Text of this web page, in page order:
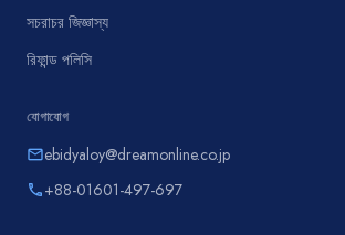
সচরাচর জিজ্ঞাস্য
রিফান্ড পলিসি
যোগাযোগ
emailebidyaloy@dreamonline.co.jp
phone+88-01601-497-697